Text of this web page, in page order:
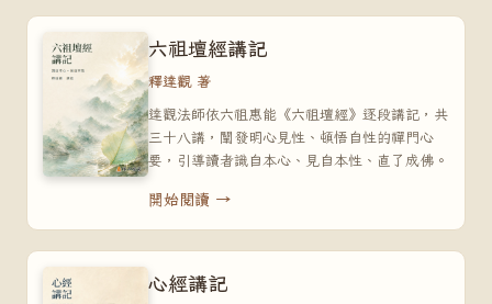
六祖壇經講記
釋達觀 著
達觀法師依六祖惠能《六祖壇經》逐段講記，共
三十八講，闡發明心見性、頓悟自性的禪門心
要，引導讀者識自本心、見自本性、直了成佛。
開始閱讀 →
心經講記